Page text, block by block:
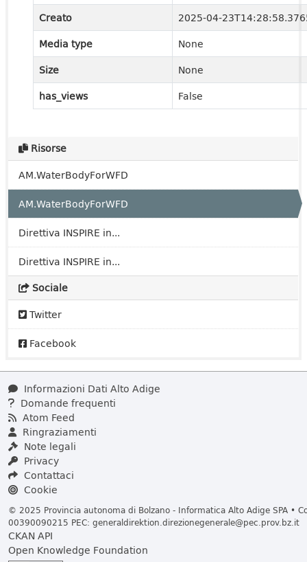
Risorse
AM.WaterBodyForWFD
AM.WaterBodyForWFD
Direttiva INSPIRE in...
Direttiva INSPIRE in...
Sociale
Twitter
Facebook
Creato
2025-04-
Media type
None
Size
None
has_views
False
Informazioni Dati Alto Adige
Domande frequenti
Atom Feed
Ringraziamenti
Note legali
Privacy
Contattaci
Cookie
© 2025 Provincia autonoma di Bolzano - Informatica Alto Adige SPA •
00390090215 PEC: generaldirektion.direzionegenerale@pec.prov.bz.it
CKAN API
Open Knowledge Foundation